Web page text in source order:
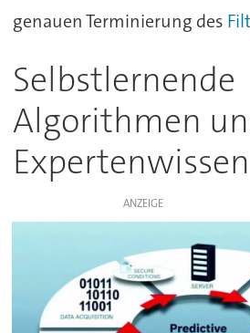
genauen Terminierung des
Selbstlernende
Algorithmen
Expertenwissen
ANZEIGE